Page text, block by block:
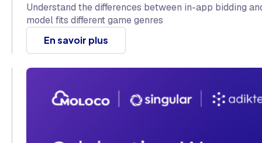
Understand the differences between in-app bidding
model fits different game genres
En savoir plus